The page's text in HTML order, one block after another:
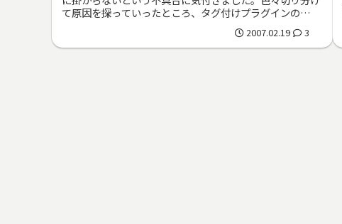
て原因を探っていったところ、タグ付けプラグインの
2007.02.19 3